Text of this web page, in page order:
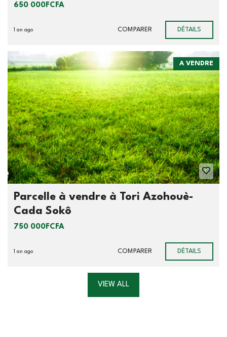
650 000FCFA
1 an ago COMPARER DÉTAILS
A VENDRE
Parcelle à vendre à Tori Azohouè-
Cada Sokô
750 000FCFA
1 an ago COMPARER DÉTAILS
VIEW ALL